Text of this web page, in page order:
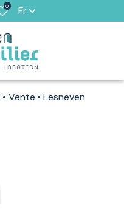
0 Fr
Vente
Lesneven